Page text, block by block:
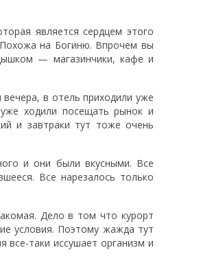
является сердцем этого
на Богиню. Впрочем вы
— магазинчики, кафе и
в отель приходили уже
ходили посещать рынок и
и завтраки тут тоже очень
и они были вкусными. Все
Все нарезалось только
Дело в том что курорт
условия. Поэтому жажда тут
таки иссушает организм и